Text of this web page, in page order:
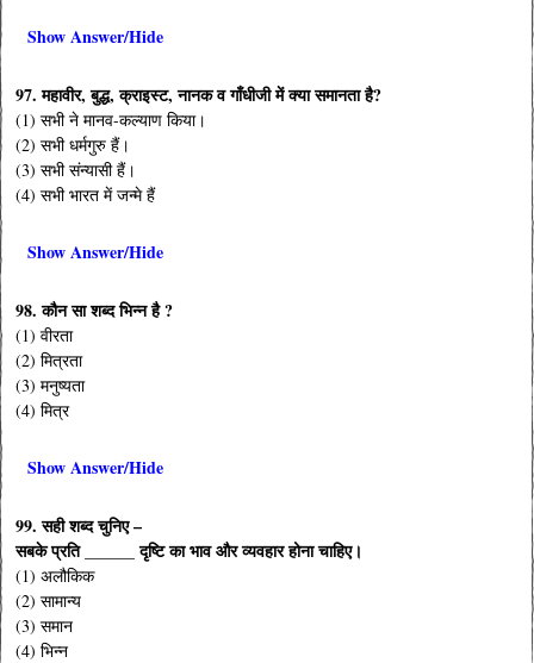
Show Answer/Hide
97. महावीर, बुद्ध, क्राइस्ट, नानक व गाँधीजी में क्या समानता है?
(1) सभी ने मानव-कल्याण किया।
(2) सभी धर्मगुरु हैं।
(3) सभी संन्यासी हैं।
(4) सभी भारत में जन्मे हैं
Show Answer/Hide
98. कौन सा शब्द भिन्न है ?
(1) वीरता
(2) मित्रता
(3) मनुष्यता
(4) मित्र
Show Answer/Hide
99. सही शब्द चुनिए –
सबके प्रति ______ दृष्टि का भाव और व्यवहार होना चाहिए।
(1) अलौकिक
(2) सामान्य
(3) समान
(4) भिन्न